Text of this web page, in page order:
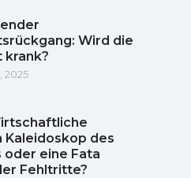
Wird die
2025
Kaleidoskop des
oder eine Fata
Fehltritte?